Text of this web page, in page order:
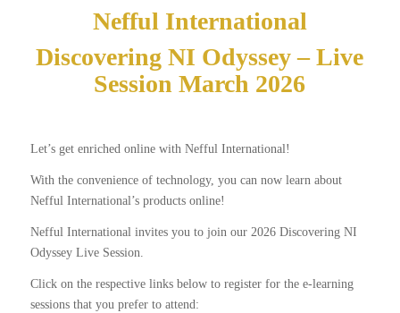
Nefful International
Discovering NI Odyssey – Live
Session March 2026
Let’s get enriched online with Nefful International!
With the convenience of technology, you can now learn about
Nefful International’s products online!
Nefful International invites you to join our 2026 Discovering NI
Odyssey Live Session.
Click on the respective links below to register for the e-learning
sessions that you prefer to attend: